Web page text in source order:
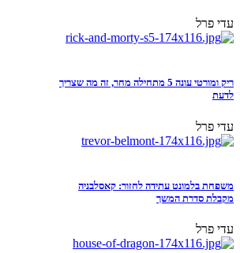
עדי פרל
ריק ומורטי עונה 5 מתחילה מחר, זה מה שצריך
לדעת
עדי פרל
משפחת בלמונט עתידה לחזור: קאסלבניה
מקבלת סדרת המשך
עדי פרל